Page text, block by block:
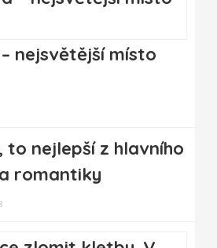
nejsvětější místo
to nejlepší z hlavního
romantiky